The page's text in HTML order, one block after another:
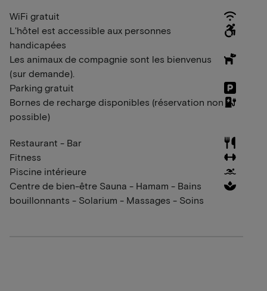
WiFi gratuit
L'hôtel est accessible aux personnes
handicapées
Les animaux de compagnie sont les bienvenus
(sur demande).
Parking gratuit
Bornes de recharge disponibles (réservation non
possible)
Restaurant - Bar
Fitness
Piscine intérieure
Centre de bien-être Sauna - Hamam - Bains
bouillonnants - Solarium - Massages - Soins